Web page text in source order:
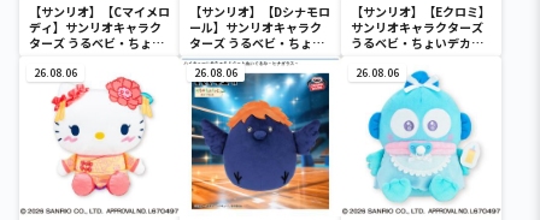
【サンリオ】【Cマイメロ
ディ】サンリオキャラク
ターズ うるベビ・ちょい
【サンリオ】【Dシナモロ
ール】サンリオキャラク
ターズ うるベビ・ちょい
デカドール
【サンリオ】【Eクロミ】
サンリオキャラクターズ
うるベビ・ちょいデカド
26.08.06 26.08.06 26.08.06